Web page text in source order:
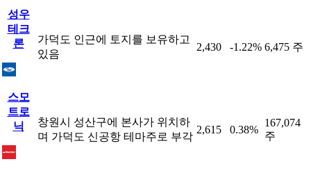
성우
테크
론
가덕도 인근에 토지를 보유하고
있음
2,430 -1.22% 6,475 주
스모
트로
닉
창원시 성산구에 본사가 위치하
며 가덕도 신공항 테마주로 부각
2,615 0.38%
167,074
주